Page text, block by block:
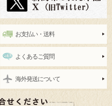
お支払い・送料
よくあるご質問
海外発送について